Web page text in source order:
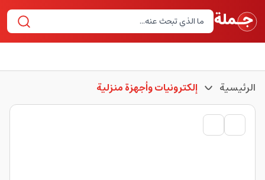
الرئيسية إلكترونيات وأجهزة منزلية